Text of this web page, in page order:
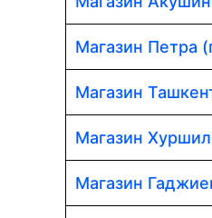
Магазин Петра
Магазин
Магазин
Магазин